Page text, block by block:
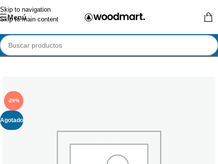
Skip to navigation
Skip to main content
Menú
-29%
Agotado